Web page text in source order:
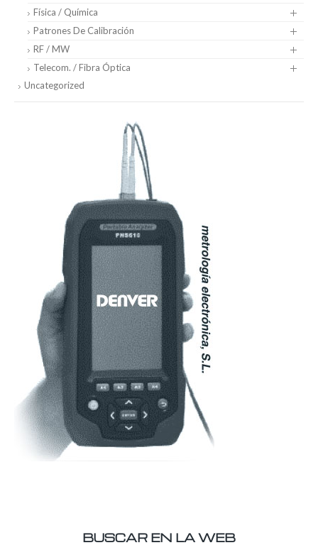
Física / Química
Patrones De Calibración
RF / MW
Telecom. / Fibra Óptica
Uncategorized
BUSCAR EN LA WEB